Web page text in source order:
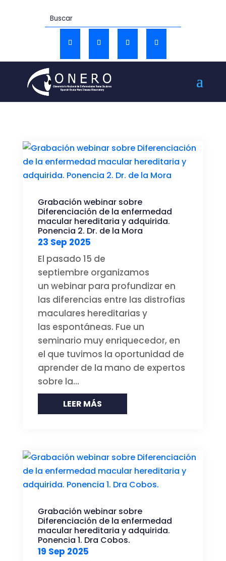
Grabación webinar sobre
Diferenciación de la enfermedad
macular hereditaria y adquirida.
Ponencia 2. Dr. de la Mora
23 Sep 2025
El pasado 15 de
septiembre organizamos
un webinar para profundizar en
las diferencias entre las distrofias
maculares hereditarias y
las espontáneas. Fue un
seminario muy enriquecedor, en
el que tuvimos la oportunidad de
aprender de la mano de expertos
sobre la...
LEER MÁS
Grabación webinar sobre
Diferenciación de la enfermedad
macular hereditaria y adquirida.
Ponencia 1. Dra Cobos.
19 Sep 2025